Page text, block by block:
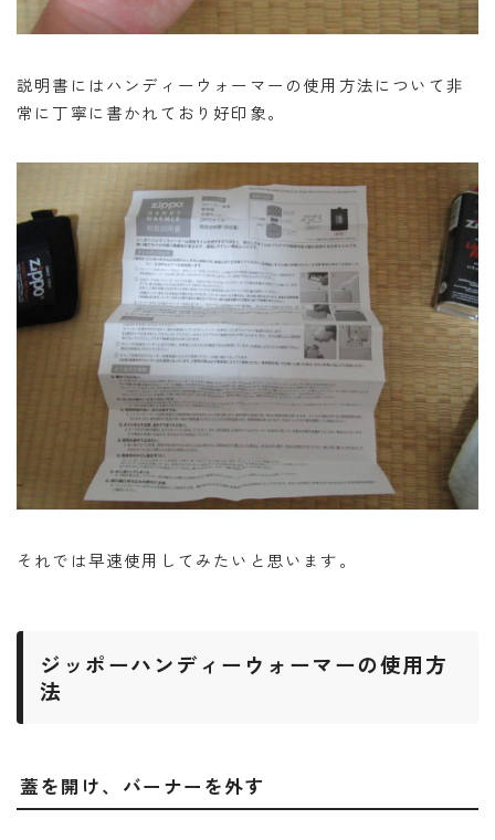
説明書にはハンディーウォーマーの使用方法について非
常に丁寧に書かれており好印象。
それでは早速使用してみたいと思います。
ジッポーハンディーウォーマーの使用方
法
蓋を開け、バーナーを外す